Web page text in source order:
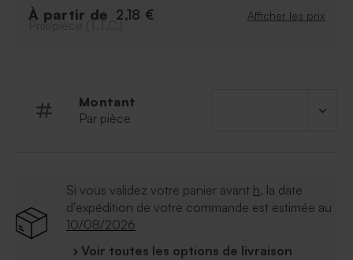
À partir de 2,18 € Afficher les prix
Prix/pièce (T.T.C.)
Montant
Par pièce
Si vous validez votre panier avant h, la date
d'expédition de votre commande est estimée au
10/08/2026
› Voir toutes les options de livraison